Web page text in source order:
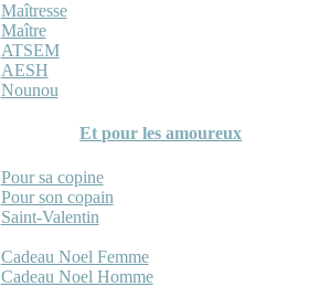
Maîtresse
Maître
ATSEM
AESH
Nounou
Et pour les amoureux
Pour sa copine
Pour son copain
Saint-Valentin
Cadeau Noel Femme
Cadeau Noel Homme